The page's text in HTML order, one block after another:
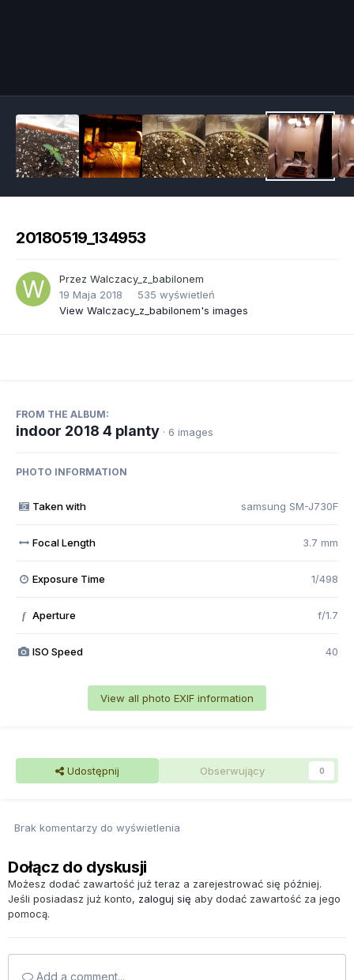
20180519_134953
Przez Walczacy_z_babilonem
19 Maja 2018
535 wyświetleń
View Walczacy_z_babilonem's images
FROM THE ALBUM:
indoor 2018 4 planty · 6 images
PHOTO INFORMATION
Taken with samsung SM-J730F
Focal Length 3.7 mm
Exposure Time 1/498
f Aperture f/1.7
ISO Speed 40
View all photo EXIF information
Udostępnij Obserwujący 0
Brak komentarzy do wyświetlenia
Dołącz do dyskusji
Możesz dodać zawartość już teraz a zarejestrować się później.
Jeśli posiadasz już konto, zaloguj się aby dodać zawartość za jego
pomocą.
Add a comment...